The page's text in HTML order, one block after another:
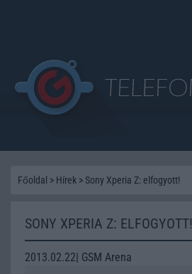
Főoldal > Hírek > Sony Xperia Z: elfogyott!
SONY XPERIA Z: ELFOGYOTT!
2013.02.22| GSM Arena